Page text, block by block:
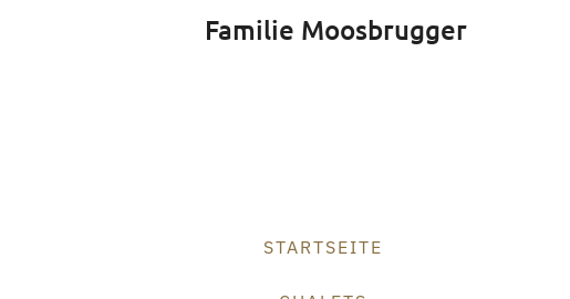
Familie Moosbrugger
STARTSEITE